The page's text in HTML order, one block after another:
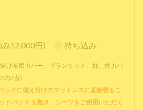
12,000円) 持ち込み
け布団カバー、ブランケット、枕、枕カバ
の7点)
ッドに備え付けのマットレスに直接寝るこ
ドパッド を敷き、シーツをご使用いただく